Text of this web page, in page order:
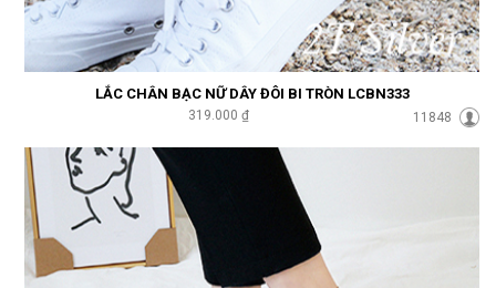
LẮC CHÂN BẠC NỮ DÂY ĐÔI BI TRÒN LCBN333
319.000 ₫ 11848